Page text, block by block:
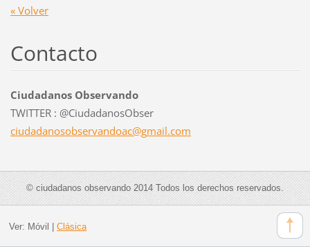
« Volver
Contacto
Ciudadanos Observando
TWITTER : @CiudadanosObser
ciudadanosobservandoac@gmail.com
© ciudadanos observando 2014 Todos los derechos reservados.
Ver: Móvil Clásica